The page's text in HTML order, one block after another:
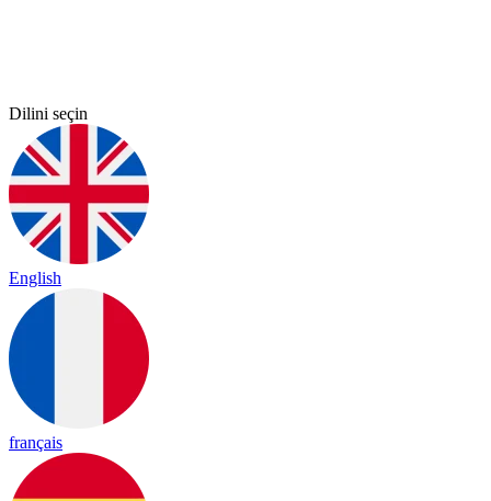
Dilini seçin
English
français